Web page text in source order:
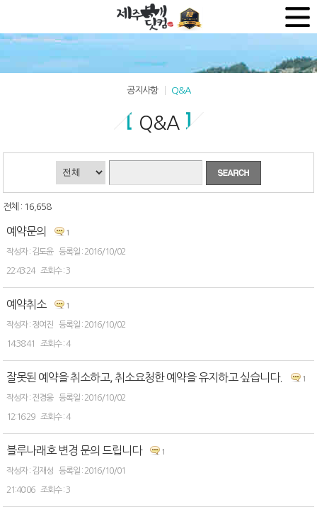
공지사항 Q&A
Q&A
전체 : 16,658
예약문의 1
김도윤 2016/10/02
22:43:24 3
예약취소 1
정여진 2016/10/02
14:38:41 4
잘못된 예약을 취소하고, 취소요청한 예약을 유지하고 싶습니다. 1
전경웅 2016/10/02
12:16:29 4
블루나래호 변경 문의 드립니다 1
김재성 2016/10/01
21:40:06 3